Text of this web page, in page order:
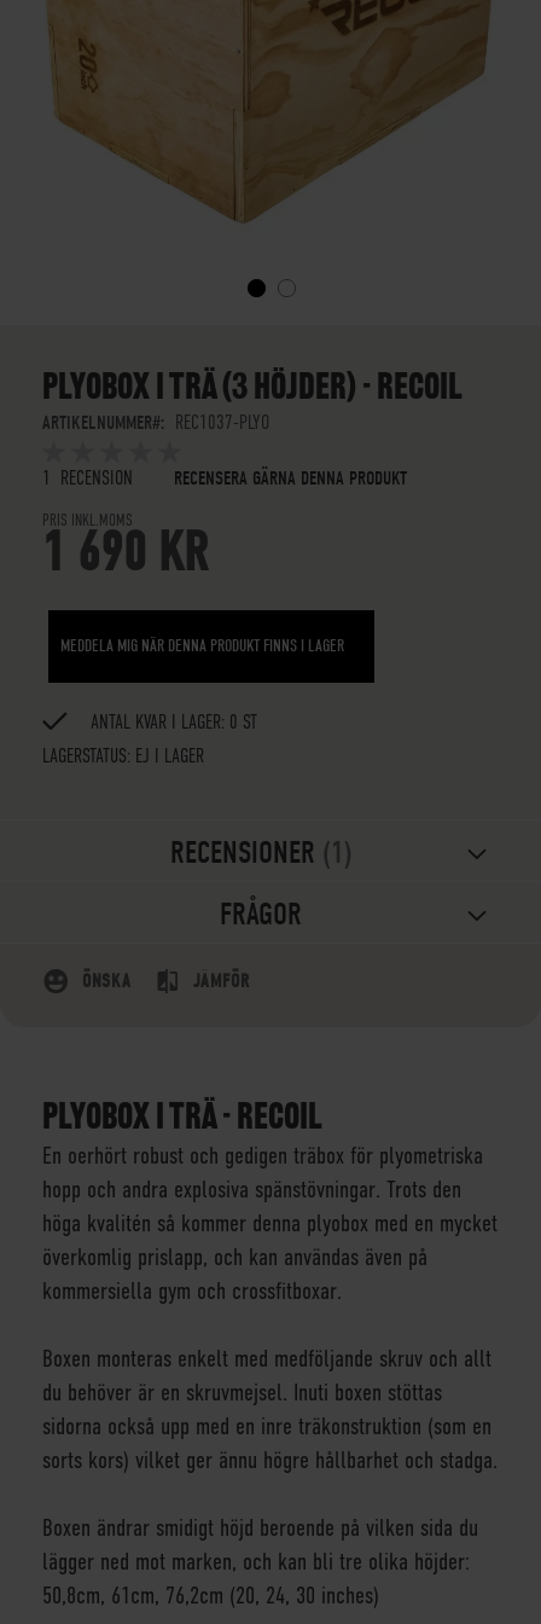
BEGINNING
IMAGES
PLYOBOX I TRÄ (3 HÖJDER) - RECOIL
ARTIKELNUMMER
REC1037-PLYO
5OUT OF5
STARS
1 RECENSION RECENSERA GÄRNA DENNA PRODUKT
PRIS INKL.MOMS
1 690 KR
MEDDELA MIG NÄR DENNA PRODUKT FINNS I LAGER
LAGERSTATUS: EJ I LAGER
ANTAL KVAR I LAGER: 0 ST
RECENSIONER 1
FRÅGOR
ÖNSKA JÄMFÖR
PLYOBOX I TRÄ - RECOIL
En oerhört robust och gedigen träbox för plyometriska
hopp och andra explosiva spänstövningar. Trots den
höga kvalitén så kommer denna plyobox med en mycket
överkomlig prislapp, och kan användas även på
kommersiella gym och crossfitboxar.
Boxen monteras enkelt med medföljande skruv och allt
du behöver är en skruvmejsel. Inuti boxen stöttas
sidorna också upp med en inre träkonstruktion (som en
sorts kors) vilket ger ännu högre hållbarhet och stadga.
Boxen ändrar smidigt höjd beroende på vilken sida du
lägger ned mot marken, och kan bli tre olika höjder:
50,8cm, 61cm, 76,2cm (20, 24, 30 inches)